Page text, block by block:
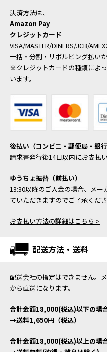
決済方法は、
Amazon Pay
クレジットカード
VISA/MASTER/DINERS/JCB/
一括・分割・リボルビング払い
※クレジットカードの種類によ
います。
後払い（コンビニ・郵便局・銀行
請求書発行後14日以内にお支払
ゆうちょ振替（前払い）
13:30以降のご入金の場合、メ
ていただきますのでご了承くださ
お支払い方法の詳細はこちら >
配送方法・送料
配送会社の指定はできません。
から直送になります。
合計金額18,000(税込)以下の場
→送料1,650円（税込）
合計金額18,000(税込)以上の場